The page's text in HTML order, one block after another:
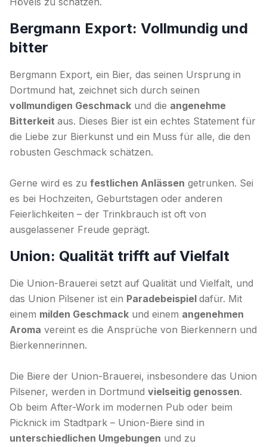
Bergmann Export: Vollmundig und
bitter
Bergmann Export, ein Bier, das seinen Ursprung in
Dortmund hat, zeichnet sich durch seinen
vollmundigen Geschmack und die angenehme
Bitterkeit aus. Dieses Bier ist ein echtes Statement für
die Liebe zur Bierkunst und ein Muss für alle, die den
robusten Geschmack schätzen.
Gerne wird es zu festlichen Anlässen getrunken. Sei
es bei Hochzeiten, Geburtstagen oder anderen
Feierlichkeiten – der Trinkbrauch ist oft von
ausgelassener Freude geprägt.
Union: Qualität trifft auf Vielfalt
Die Union-Brauerei setzt auf Qualität und Vielfalt, und
das Union Pilsener ist ein Paradebeispiel dafür. Mit
einem milden Geschmack und einem angenehmen
Aroma vereint es die Ansprüche von Bierkennern und
Bierkennerinnen.
Die Biere der Union-Brauerei, insbesondere das Union
Pilsener, werden in Dortmund vielseitig genossen.
Ob beim After-Work im modernen Pub oder beim
Picknick im Stadtpark – Union-Biere sind in
unterschiedlichen Umgebungen und zu